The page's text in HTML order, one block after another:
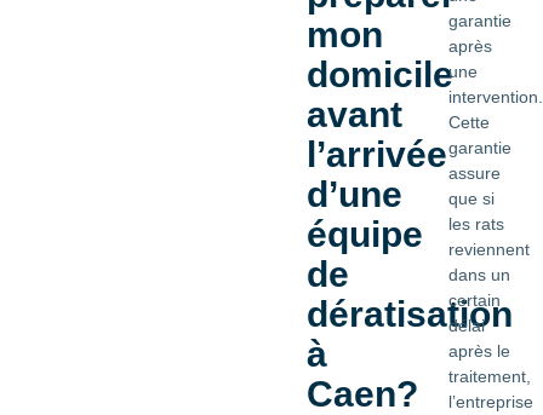
mon
domicile
avant
l’arrivée
d’une
équipe
de
dératisation
à
Caen?
garantie
après
une
intervention.
Cette
garantie
assure
que si
les rats
reviennent
dans un
certain
délai
après le
traitement,
l’entreprise